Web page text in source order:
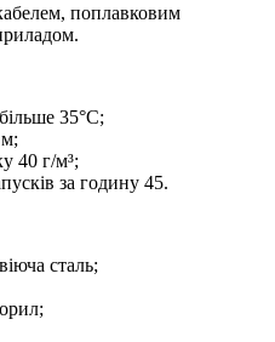
поплавковим
35°С;
40 г/м³;
за годину 45.
сталь;